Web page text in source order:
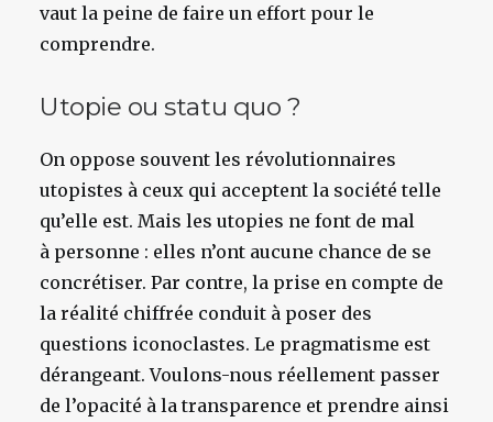
vaut la peine de faire un effort pour le
comprendre.
Utopie ou statu quo ?
On oppose souvent les révolutionnaires
utopistes à ceux qui acceptent la société telle
qu’elle est. Mais les utopies ne font de mal
à personne : elles n’ont aucune chance de se
concrétiser. Par contre, la prise en compte de
la réalité chiffrée conduit à poser des
questions iconoclastes. Le pragmatisme est
dérangeant. Voulons-nous réellement passer
de l’opacité à la transparence et prendre ainsi